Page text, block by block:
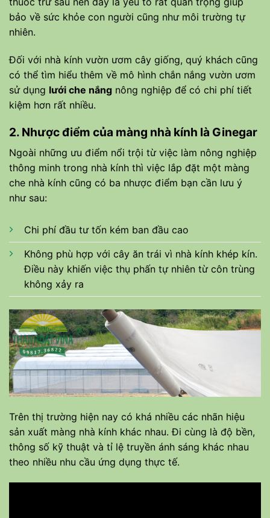
bảo về sức khỏe con người cũng như môi trường tự
nhiên.
Đối với nhà kính vườn ươm cây giống, quý khách cũng
có thể tìm hiểu thêm về mô hình chắn nắng vườn ươm
sử dụng lưới che nắng nông nghiệp để có chi phí tiết
kiệm hơn rất nhiều.
2. Nhược điểm của màng nhà kính là Ginegar
Ngoài những ưu điểm nổi trội từ việc làm nông nghiệp
thông minh trong nhà kính thì việc lắp đặt một màng
che nhà kính cũng có ba nhược điểm bạn cần lưu ý
như sau:
Chi phí đầu tư tốn kém ban đầu cao
Không phù hợp với cây ăn trái vì nhà kính khép kín.
Điều này khiến việc thụ phấn tự nhiên từ côn trùng
không xảy ra
Trên thị trường hiện nay có khá nhiều các nhãn hiệu
sản xuất màng nhà kính khác nhau. Đi cùng là độ bền,
thông số kỹ thuật và tỉ lệ truyền ánh sáng khác nhau
theo nhiều nhu cầu ứng dụng thực tế.